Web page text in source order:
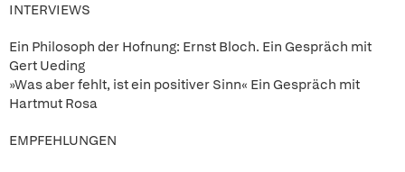
INTERVIEWS
Ein Philosoph der Hofnung: Ernst Bloch. Ein Gespräch mit
Gert Ueding
»Was aber fehlt, ist ein positiver Sinn« Ein Gespräch mit
Hartmut Rosa
EMPFEHLUNGEN